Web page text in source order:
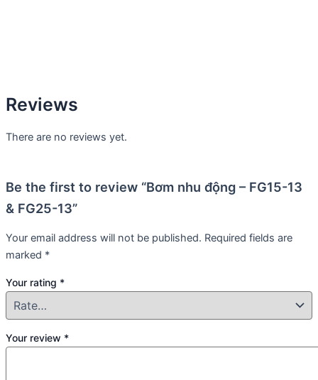
Reviews
There are no reviews yet.
Be the first to review “Bơm nhu động – FG15-13
& FG25-13”
Your email address will not be published. Required fields are
marked *
Your rating *
Your review *